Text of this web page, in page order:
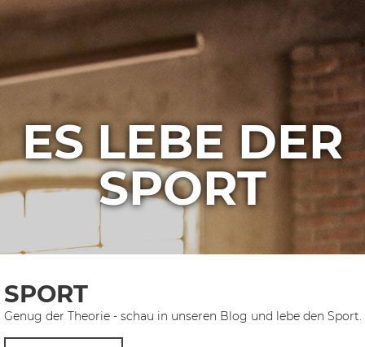
ES LEBE DER
SPORT
SPORT
Genug der Theorie - schau in unseren Blog und lebe den Sport.